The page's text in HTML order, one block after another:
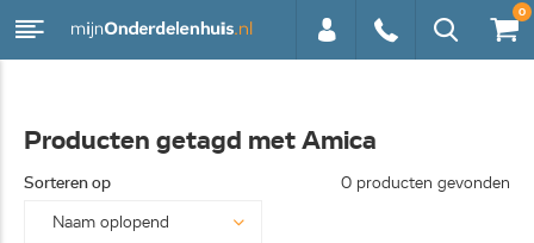
250628
0
Producten getagd met Amica
Sorteren op 0 producten gevonden